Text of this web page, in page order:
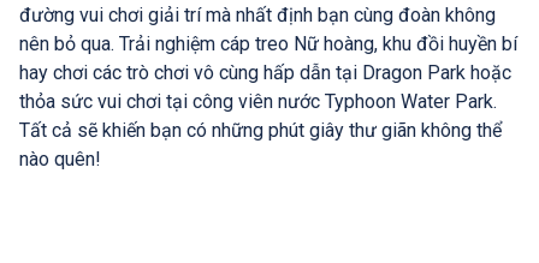
đường vui chơi giải trí mà nhất định bạn cùng đoàn không
nên bỏ qua. Trải nghiệm cáp treo Nữ hoàng, khu đồi huyền bí
hay chơi các trò chơi vô cùng hấp dẫn tại Dragon Park hoặc
thỏa sức vui chơi tại công viên nước Typhoon Water Park.
Tất cả sẽ khiến bạn có những phút giây thư giãn không thể
nào quên!